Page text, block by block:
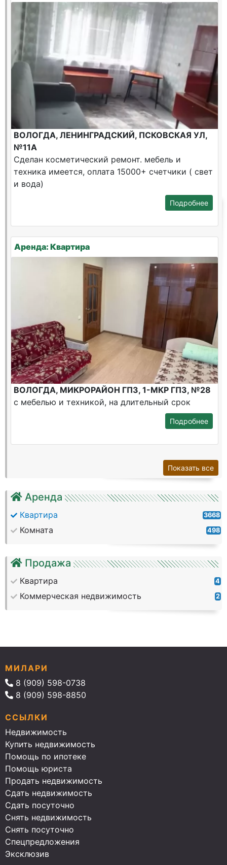
Аренда
Квартира 3668
Комната 498
Продажа
Квартира 4
Коммерческая недвижимость 2
ВОЛОГДА, ЛЕНИНГРАДСКИЙ, ПСКОВСКАЯ УЛ,
№11А
Сделан косметический ремонт. мебель и
техника имеется, оплата 15000+ счетчики ( свет
и вода)
Подробнее
Аренда: Квартира
ВОЛОГДА, МИКРОРАЙОН ГПЗ, 1-МКР ГПЗ, №28
с мебелью и техникой, на длительный срок
Подробнее
Показать все
МИЛАРИ
8 (909) 598-0738
8 (909) 598-8850
ССЫЛКИ
Недвижимость
Купить недвижимость
Помощь по ипотеке
Помощь юриста
Продать недвижимость
Сдать недвижимость
Сдать посуточно
Снять недвижимость
Снять посуточно
Спецпредложения
Эксклюзив